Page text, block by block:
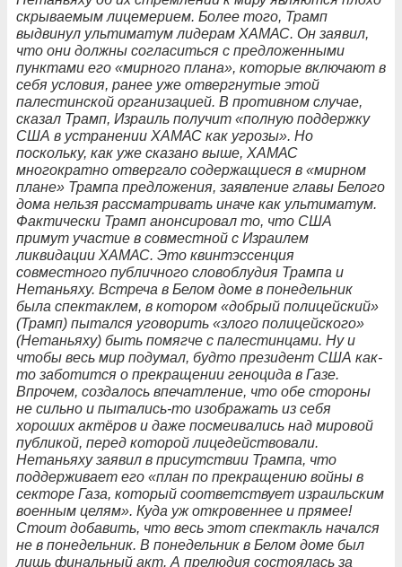
скрываемым лицемерием. Более того, Трамп
выдвинул ультиматум лидерам ХАМАС. Он заявил,
что они должны согласиться с предложенными
пунктами его «мирного плана», которые включают в
себя условия, ранее уже отвергнутые этой
палестинской организацией. В противном случае,
сказал Трамп, Израиль получит «полную поддержку
США в устранении ХАМАС как угрозы». Но
поскольку, как уже сказано выше, ХАМАС
многократно отвергало содержащиеся в «мирном
плане» Трампа предложения, заявление главы Белого
дома нельзя рассматривать иначе как ультиматум.
Фактически Трамп анонсировал то, что США
примут участие в совместной с Израилем
ликвидации ХАМАС. Это квинтэссенция
совместного публичного словоблудия Трампа и
Нетаньяху. Встреча в Белом доме в понедельник
была спектаклем, в котором «добрый полицейский»
(Трамп) пытался уговорить «злого полицейского»
(Нетаньяху) быть помягче с палестинцами. Ну и
чтобы весь мир подумал, будто президент США как-
то заботится о прекращении геноцида в Газе.
Впрочем, создалось впечатление, что обе стороны
не сильно и пытались-то изображать из себя
хороших актёров и даже посмеивались над мировой
публикой, перед которой лицедействовали.
Нетаньяху заявил в присутствии Трампа, что
поддерживает его «план по прекращению войны в
секторе Газа, который соответствует израильским
военным целям». Куда уж откровеннее и прямее!
Стоит добавить, что весь этот спектакль начался
не в понедельник. В понедельник в Белом доме был
лишь финальный акт. А прелюдия состоялась за